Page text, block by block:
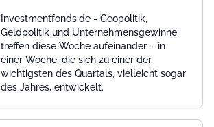
Investmentfonds.de - Geopolitik,
Geldpolitik und Unternehmensgewinne
treffen diese Woche aufeinander – in
einer Woche, die sich zu einer der
wichtigsten des Quartals, vielleicht sogar
des Jahres, entwickelt.